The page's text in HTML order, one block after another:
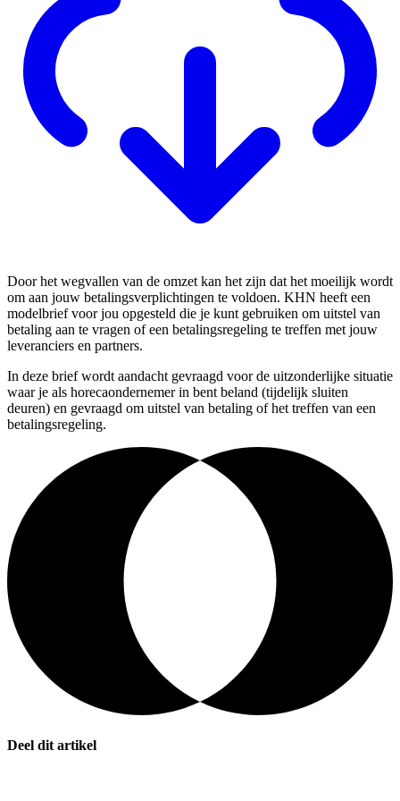
Door het wegvallen van de omzet kan het zijn dat het moeilijk wordt
om aan jouw betalingsverplichtingen te voldoen. KHN heeft een
modelbrief voor jou opgesteld die je kunt gebruiken om uitstel van
betaling aan te vragen of een betalingsregeling te treffen met jouw
leveranciers en partners.
In deze brief wordt aandacht gevraagd voor de uitzonderlijke situatie
waar je als horecaondernemer in bent beland (tijdelijk sluiten
deuren) en gevraagd om uitstel van betaling of het treffen van een
betalingsregeling.
Deel dit artikel